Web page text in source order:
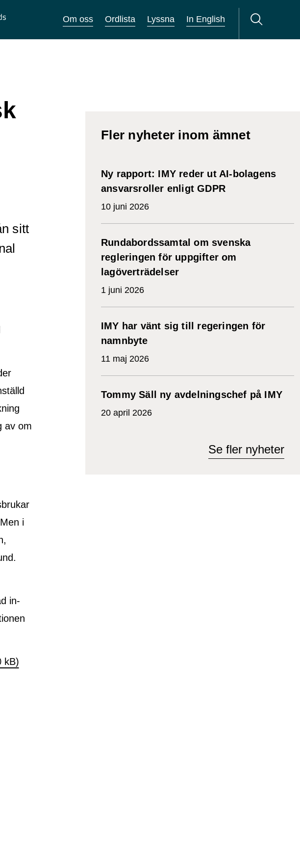
Om oss Ordlista Lyssna In English
sitt
av om
i
in-
kB)
Fler nyheter inom ämnet
Ny rapport: IMY reder ut AI-bolagens
ansvarsroller enligt GDPR
10 juni 2026
Rundabordssamtal om svenska
regleringen för uppgifter om
lagöverträdelser
1 juni 2026
IMY har vänt sig till regeringen för
namnbyte
11 maj 2026
Tommy Säll ny avdelningschef på IMY
20 april 2026
Se fler nyheter